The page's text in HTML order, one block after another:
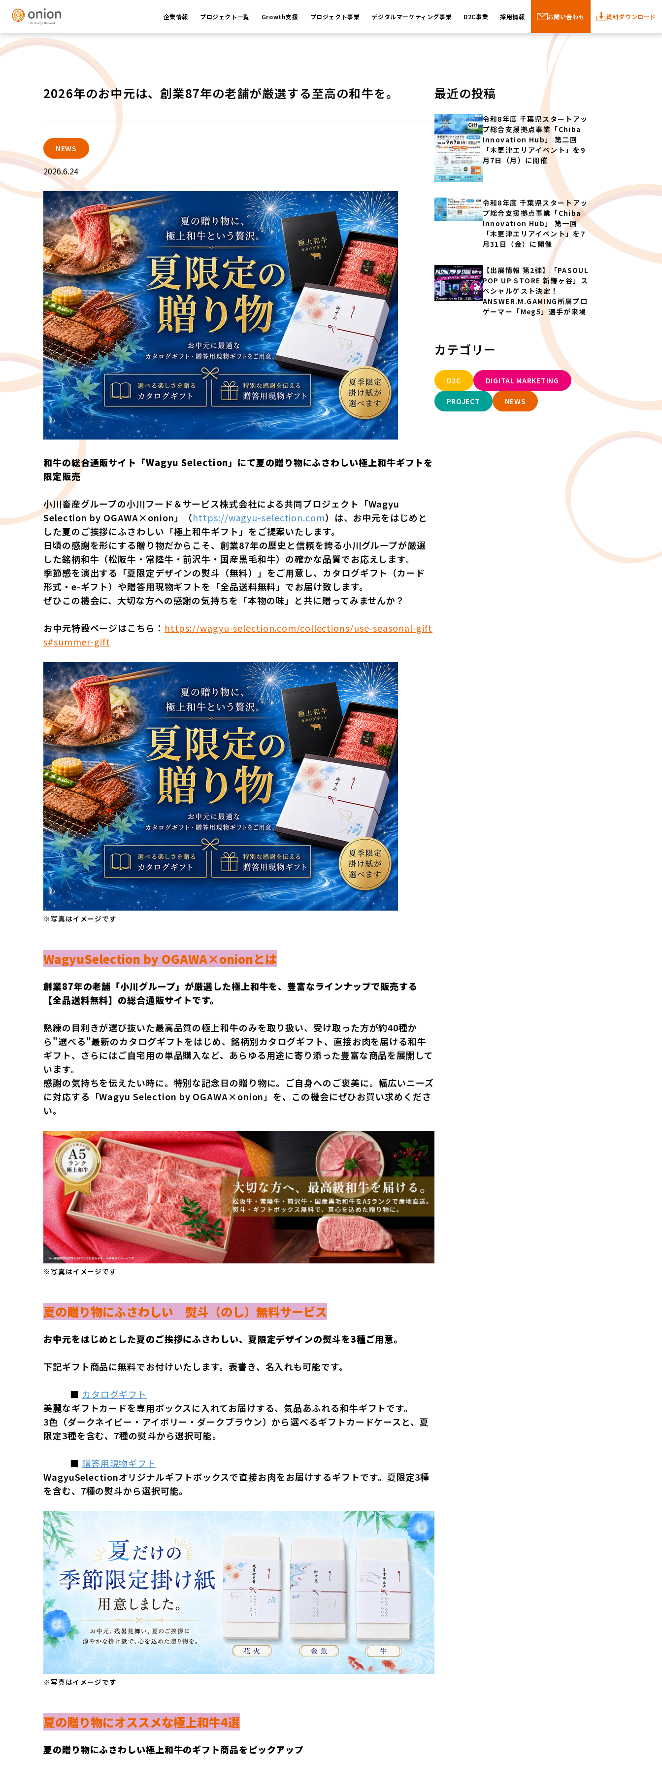
企業情報 プロジェクト一覧 Growth支援 プロジェクト事業 デジタルマーケティング事業 D2C事業 採用情報 お問い合わせ 資料ダウンロード
2026年のお中元は、創業87年の老舗が厳選する至高の和牛を。
NEWS
2026.6.24
和牛の総合通販サイト「Wagyu Selection」にて夏の贈り物にふさわしい極上和牛ギフトを
限定販売
小川畜産グループの小川フード＆サービス株式会社による共同プロジェクト「Wagyu
Selection by OGAWA×onion」（https://wagyu-selection.com）は、お中元をはじめと
した夏のご挨拶にふさわしい「極上和牛ギフト」をご提案いたします。
日頃の感謝を形にする贈り物だからこそ、創業87年の歴史と信頼を誇る小川グループが厳選
した銘柄和牛（松阪牛・常陸牛・前沢牛・国産黒毛和牛）の確かな品質でお応えします。
季節感を演出する「夏限定デザインの熨斗（無料）」をご用意し、カタログギフト（カード
形式・e-ギフト）や贈答用現物ギフトを「全品送料無料」でお届け致します。
ぜひこの機会に、大切な方への感謝の気持ちを「本物の味」と共に贈ってみませんか？
お中元特設ページはこちら： https://wagyu-selection.com/collections/use-seasonal-gift
s#summer-gift
※写真はイメージです
WagyuSelection by OGAWA×onionとは
創業87年の老舗「小川グループ」が厳選した極上和牛を、豊富なラインナップで販売する
【全品送料無料】の総合通販サイトです。
熟練の目利きが選び抜いた最高品質の極上和牛のみを取り扱い、受け取った方が約40種か
ら"選べる"最新のカタログギフトをはじめ、銘柄別カタログギフト、直接お肉を届ける和牛
ギフト、さらにはご自宅用の単品購入など、あらゆる用途に寄り添った豊富な商品を展開して
います。
感謝の気持ちを伝えたい時に。特別な記念日の贈り物に。ご自身へのご褒美に。幅広いニーズ
に対応する「Wagyu Selection by OGAWA×onion」を、この機会にぜひお買い求めくださ
い。
※写真はイメージです
夏の贈り物にふさわしい 熨斗（のし）無料サービス
お中元をはじめとした夏のご挨拶にふさわしい、夏限定デザインの熨斗を3種ご用意。
下記ギフト商品に無料でお付けいたします。表書き、名入れも可能です。
■ カタログギフト
美麗なギフトカードを専用ボックスに入れてお届けする、気品あふれる和牛ギフトです。
3色（ダークネイビー・アイボリー・ダークブラウン）から選べるギフトカードケースと、夏
限定3種を含む、7種の熨斗から選択可能。
■ 贈答用現物ギフト
WagyuSelectionオリジナルギフトボックスで直接お肉をお届けするギフトです。夏限定3種
を含む、7種の熨斗から選択可能。
※写真はイメージです
夏の贈り物にオススメな極上和牛4選
夏の贈り物にふさわしい極上和牛のギフト商品をピックアップ
最近の投稿
令和8年度 千葉県スタートアッ
プ総合支援拠点事業「Chiba
Innovation Hub」 第二回
「木更津エリアイベント」を9
月7日（月）に開催
令和8年度 千葉県スタートアッ
プ総合支援拠点事業「Chiba
Innovation Hub」 第一回
「木更津エリアイベント」を7
月31日（金）に開催
【出展情報 第2弾】「PASOUL
POP UP STORE 新鎌ヶ谷」ス
ペシャルゲスト決定！
ANSWER.M.GAMING所属プロ
ゲーマー「Meg5」選手が来場
カテゴリー
D2C DIGITAL MARKETING
PROJECT NEWS